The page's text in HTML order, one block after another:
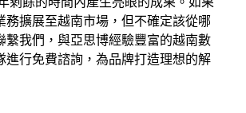
務擴展至越南市場，但不確定該從哪
繫我們，與亞思博經驗豐富的越南數
進行免費諮詢，為品牌打造理想的解